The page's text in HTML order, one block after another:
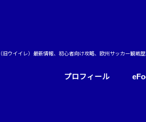
旧ウイイレ）最新情報、初心者向け攻略、欧州サッカー観戦
プロフィール